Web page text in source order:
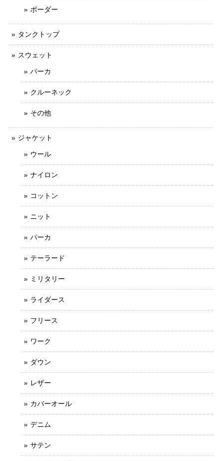
ボーダー
タンクトップ
スウェット
パーカ
クルーネック
その他
ジャケット
ウール
ナイロン
コットン
ニット
パーカ
テーラード
ミリタリー
ライダース
フリース
ワーク
ダウン
レザー
カバーオール
デニム
サテン